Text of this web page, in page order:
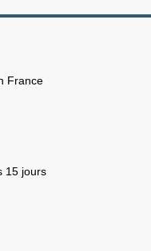
France
15 jours